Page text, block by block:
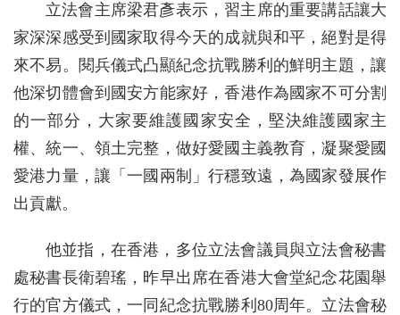
立法會主席梁君彥表示，習主席的重要講話讓大
家深深感受到國家取得今天的成就與和平，絕對是得
來不易。閱兵儀式凸顯紀念抗戰勝利的鮮明主題，讓
他深切體會到國安方能家好，香港作為國家不可分割
的一部分，大家要維護國家安全，堅決維護國家主
權、統一、領土完整，做好愛國主義教育，凝聚愛國
愛港力量，讓「一國兩制」行穩致遠，為國家發展作
出貢獻。
他並指，在香港，多位立法會議員與立法會秘書
處秘書長衛碧瑤，昨早出席在香港大會堂紀念花園舉
行的官方儀式，一同紀念抗戰勝利80周年。立法會秘